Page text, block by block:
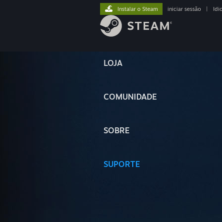
LOJA
COMUNIDADE
SOBRE
SUPORTE
Instalar o Steam iniciar sessão